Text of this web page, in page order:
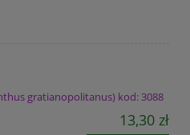
gratianopolitanus) kod: 3088
13,30 zł